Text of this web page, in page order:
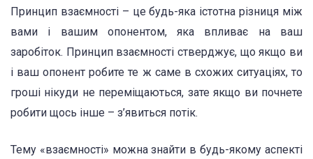
Принцип взаємності – це будь-яка істотна різниця між
вами і вашим опонентом, яка впливає на ваш
заробіток. Принцип взаємності стверджує, що якщо ви
і ваш опонент робите те ж саме в схожих ситуаціях, то
гроші нікуди не переміщаються, зате якщо ви почнете
робити щось інше – з’явиться потік.
Тему «взаємності» можна знайти в будь-якому аспекті